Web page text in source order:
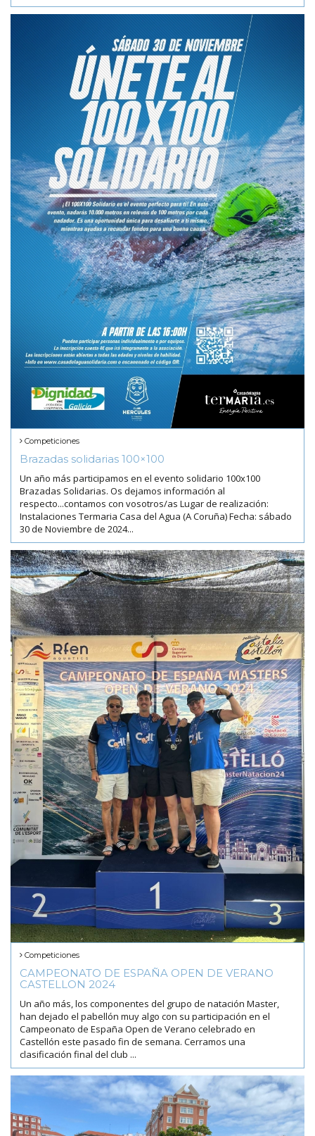
Competiciones
Brazadas solidarias 100×100
Un año más participamos en el evento solidario 100x100
Brazadas Solidarias. Os dejamos información al
respecto...contamos con vosotros/as Lugar de realización:
Instalaciones Termaria Casa del Agua (A Coruña) Fecha: sábado
30 de Noviembre de 2024...
Competiciones
CAMPEONATO DE ESPAÑA OPEN DE VERANO
CASTELLON 2024
Un año más, los componentes del grupo de natación Master,
han dejado el pabellón muy algo con su participación en el
Campeonato de España Open de Verano celebrado en
Castellón este pasado fin de semana. Cerramos una
clasificación final del club ...